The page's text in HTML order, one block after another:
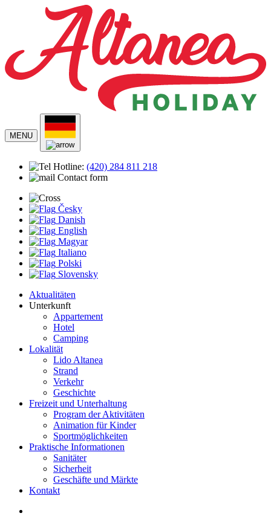
MENU
Hotline: (420) 284 811 218
Contact form
Česky
Danish
English
Magyar
Italiano
Polski
Slovensky
Aktualitäten
Unterkunft
Appartement
Hotel
Camping
Lokalität
Lido Altanea
Strand
Verkehr
Geschichte
Freizeit und Unterhaltung
Program der Aktivitäten
Animation für Kinder
Sportmöglichkeiten
Praktische Informationen
Sanitäter
Sicherheit
Geschäfte und Märkte
Kontakt